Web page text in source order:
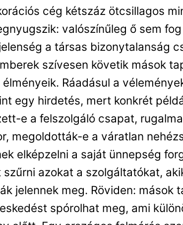
cég kétszáz ötcsillagos
valószínűleg ő sem fog
a társas bizonytalanság
szívesen követik mások
Ráadásul a
egy hirdetés, mert konkrét
e a felszolgáló csapat,
megoldották-e a váratlan
elképzelni a saját ünnepség
azokat a szolgáltatókat,
jelennek meg. Röviden: mások
spórolhat meg, ami